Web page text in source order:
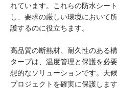
れています。これらの防水シー
し、要求の厳しい環境において
護するのに役立ちます。
高品質の断熱材、耐久性のある
タープは、温度管理と保護を必
想的なソリューションです。天
プロジェクトを確実に保護します